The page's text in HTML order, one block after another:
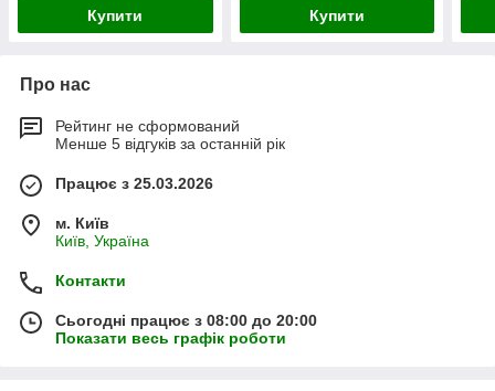
Купити Купити
Про нас
Рейтинг не сформований
Менше 5 відгуків за останній рік
Працює з 25.03.2026
м. Київ
Київ, Україна
Контакти
Сьогодні працює з 08:00 до 20:00
Показати весь графік роботи